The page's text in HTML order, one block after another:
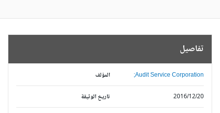
تفاصيل
المؤلف Audit Service Corporation;
تاريخ الوثيقة 2016/12/20